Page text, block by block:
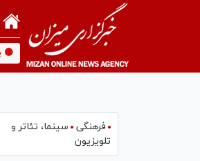
🟡
فرهنگی
سینما،‌ تئاتر و
تلویزیون